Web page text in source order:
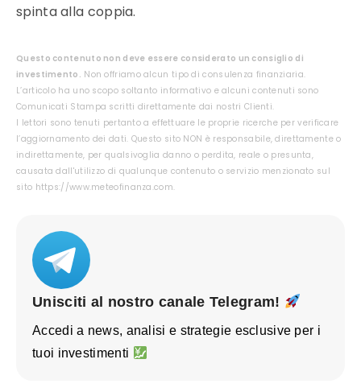
spinta alla coppia.
Questo contenuto non deve essere considerato un consiglio di
investimento. Non offriamo alcun tipo di consulenza finanziaria.
L’articolo ha uno scopo soltanto informativo e alcuni contenuti sono
Comunicati Stampa scritti direttamente dai nostri Clienti.
I lettori sono tenuti pertanto a effettuare le proprie ricerche per verificare
l’aggiornamento dei dati. Questo sito NON è responsabile, direttamente o
indirettamente, per qualsivoglia danno o perdita, reale o presunta,
causata dall'utilizzo di qualunque contenuto o servizio menzionato sul
sito https://www.meteofinanza.com.
Unisciti al nostro canale Telegram!
Accedi a news, analisi e strategie esclusive per i
tuoi investimenti